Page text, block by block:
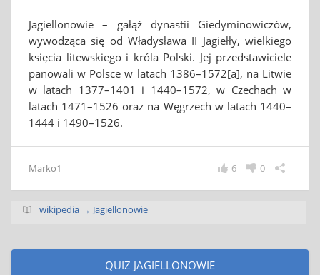
Jagiellonowie – gałąź dynastii Giedyminowiczów,
wywodząca się od Władysława II Jagiełły, wielkiego
księcia litewskiego i króla Polski. Jej przedstawiciele
panowali w Polsce w latach 1386–1572[a], na Litwie
w latach 1377–1401 i 1440–1572, w Czechach w
latach 1471–1526 oraz na Węgrzech w latach 1440–
1444 i 1490–1526.
Marko1 0
6
wikipedia → Jagiellonowie
QUIZ JAGIELLONOWIE